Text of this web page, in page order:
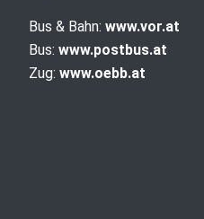
Bus & Bahn: www.vor.at
Bus: www.postbus.at
Zug: www.oebb.at